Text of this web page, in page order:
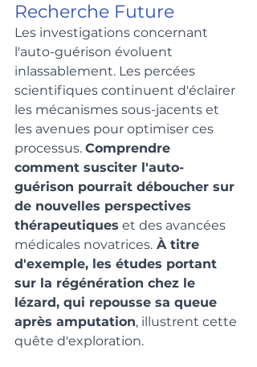
Recherche Future
Les investigations concernant
l'auto-guérison évoluent
inlassablement. Les percées
scientifiques continuent d'éclairer
les mécanismes sous-jacents et
les avenues pour optimiser ces
processus. Comprendre
comment susciter l'auto-
guérison pourrait déboucher sur
de nouvelles perspectives
thérapeutiques et des avancées
médicales novatrices. À titre
d'exemple, les études portant
sur la régénération chez le
lézard, qui repousse sa queue
après amputation, illustrent cette
quête d'exploration.